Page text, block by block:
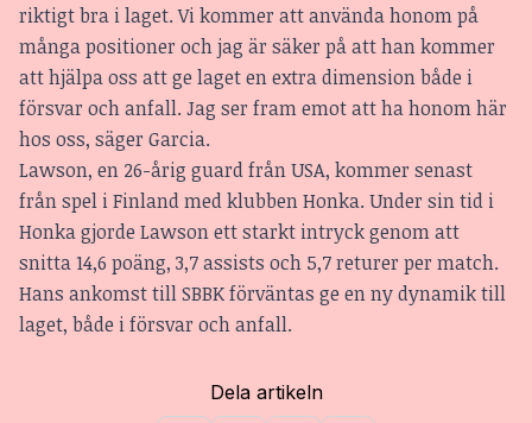
riktigt bra i laget. Vi kommer att använda honom på
många positioner och jag är säker på att han kommer
att hjälpa oss att ge laget en extra dimension både i
försvar och anfall. Jag ser fram emot att ha honom här
hos oss, säger Garcia.
Lawson, en 26-årig guard från USA, kommer senast
från spel i Finland med klubben Honka. Under sin tid i
Honka gjorde Lawson ett starkt intryck genom att
snitta 14,6 poäng, 3,7 assists och 5,7 returer per match.
Hans ankomst till SBBK förväntas ge en ny dynamik till
laget, både i försvar och anfall.
Dela artikeln